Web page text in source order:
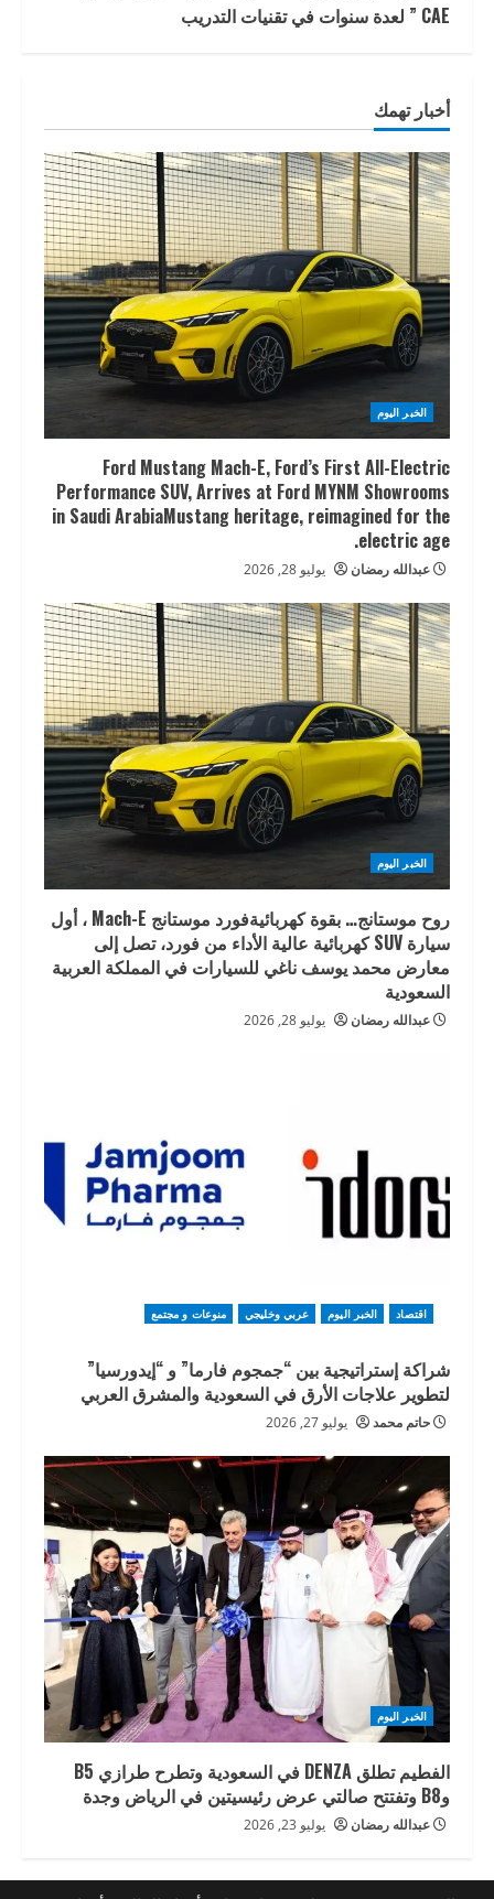
CAE ” لعدة سنوات في تقنيات التدريب
أخبار تهمك
الخبر اليوم
Ford Mustang Mach-E, Ford’s First All-Electric
Performance SUV, Arrives at Ford MYNM Showrooms
in Saudi ArabiaMustang heritage, reimagined for the
electric age.
عبدالله رمضان يوليو 28, 2026
الخبر اليوم
روح موستانج… بقوة كهربائيةفورد موستانج Mach-E ، أول
سيارة SUV كهربائية عالية الأداء من فورد، تصل إلى
معارض محمد يوسف ناغي للسيارات في المملكة العربية
السعودية
عبدالله رمضان يوليو 28, 2026
اقتصاد الخبر اليوم عربي وخليجي منوعات و مجتمع
شراكة إستراتيجية بين “جمجوم فارما” و “إيدورسيا”
لتطوير علاجات الأرق في السعودية والمشرق العربي
حاتم محمد يوليو 27, 2026
الخبر اليوم
الفطيم تطلق DENZA في السعودية وتطرح طرازي B5
وB8 وتفتتح صالتي عرض رئيسيتين في الرياض وجدة
عبدالله رمضان يوليو 23, 2026